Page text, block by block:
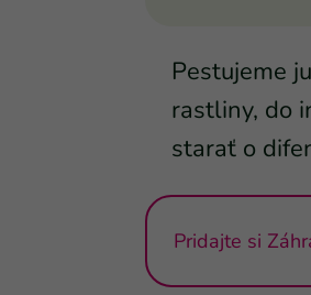
Pestujeme
rastliny, do
starať o
Pridajte si